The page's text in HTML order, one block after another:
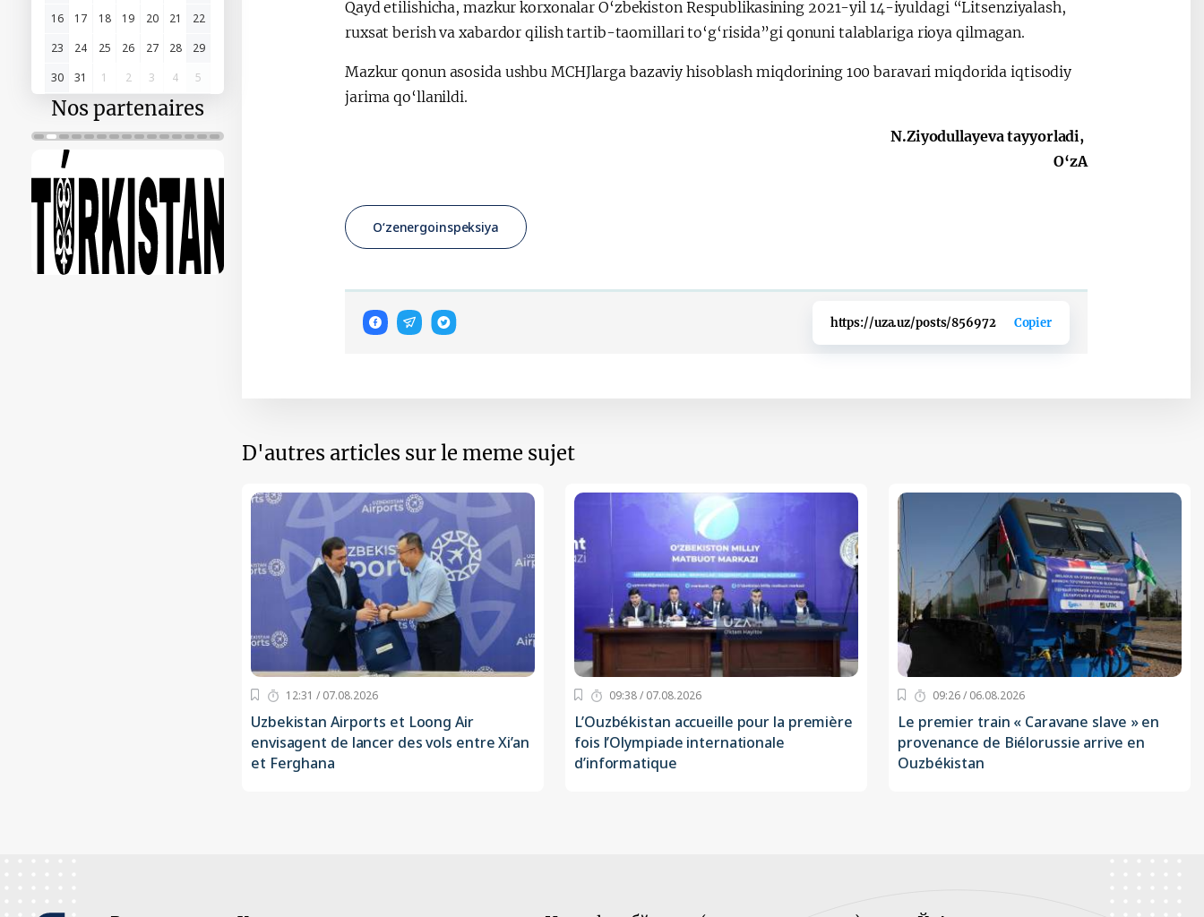
16
17 18 19 20 21
22
23
24 25 26 27 28
29
30
31 1 2 3 4 5
Nos partenaires
Qayd etilishicha, mazkur korxonalar O‘zbekiston Respublikasining 2021-yil 14-iyuldagi “Litsenziyalash,
ruxsat berish va xabardor qilish tartib-taomillari to‘g‘risida”gi qonuni talablariga rioya qilmagan.
Mazkur qonun asosida ushbu MCHJlarga bazaviy hisoblash miqdorining 100 baravari miqdorida iqtisodiy
jarima qo‘llanildi.
N.Ziyodullayeva tayyorladi,
O‘zA
O‘zenergoinspeksiya
https://uza.uz/posts/856972 Copier
D'autres articles sur le meme sujet
12:31 / 07.08.2026
Uzbekistan Airports et Loong Air
envisagent de lancer des vols entre Xi’an
et Ferghana
09:38 / 07.08.2026
L’Ouzbékistan accueille pour la première
fois l’Olympiade internationale
d’informatique
09:26 / 06.08.2026
Le premier train « Caravane slave » en
provenance de Biélorussie arrive en
Ouzbékistan